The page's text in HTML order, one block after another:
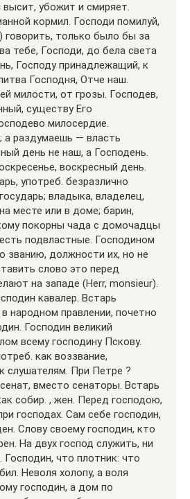
высит, убожит и смиряет.
кормил. Господи помилуй,
говорить, только было бы за
тебе, Господи, до бела света
Господу принадлежащий, к
Господня, Отче наш.
милости, от грозы. Господев,
существу Его
милосердие.
раздумаешь — власть
день не наш, а Господень.
воскресный день.
употреб. безразлично
владыка, владелец,
месте или в доме; барин,
покорны чада с домочадцы
есть подвластные. Господином
званию, должности их, но не
слово это перед
на западе (Herr, monsieur).
кавалер. Встарь
народном правлении, почетно
Господин великий
всему господину Пскову.
как воззвание,
слушателям. При Петре ?
вместо сенаторы. Встарь
собир. , жен. Перед господою,
господах. Сам себе господин,
Слову своему господин, кто
На двух господ служить, ни
Господин, что плотник: что
Неволя холопу, а воля
господин, а дом по